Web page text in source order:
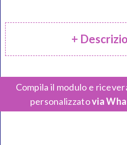
+
Compila il modulo e
personalizzatovia